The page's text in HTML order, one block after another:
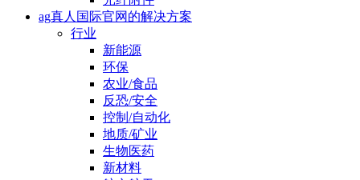
ag真人国际官网的解决方案
行业
新能源
环保
农业/食品
反恐/安全
控制/自动化
地质/矿业
生物医药
新材料